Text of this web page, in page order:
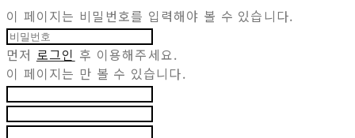
이 페이지는 비밀번호를 입력해야 볼 수 있습니다.
먼저 로그인 후 이용해주세요.
이 페이지는 만 볼 수 있습니다.